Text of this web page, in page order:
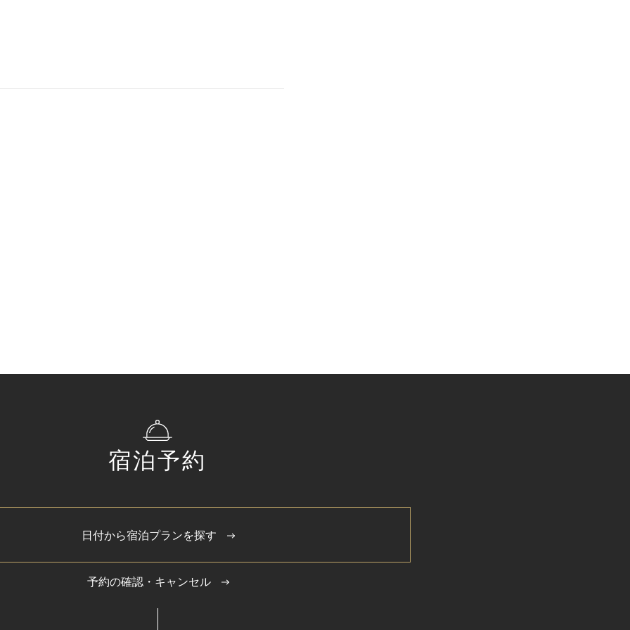
宿泊予約
日付から宿泊プランを探す
予約の確認・キャンセル